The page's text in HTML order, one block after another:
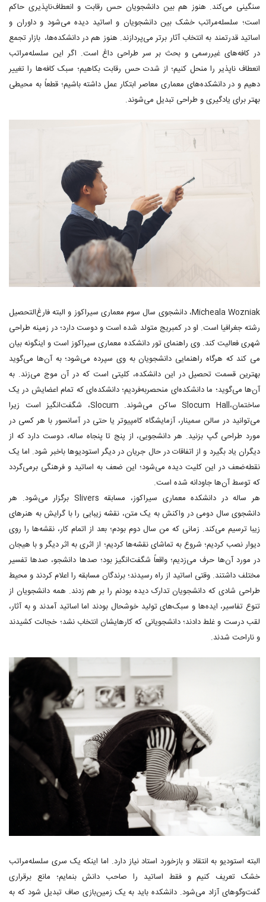
سنگینی می‌کند. هنوز هم بین دانشجویان حس رقابت و انعطاف‌ناپذیری حاکم
است؛ سلسله‌مراتب خشک بین دانشجویان و اساتید دیده می‌شود و داوران و
اساتید قدرتمند به انتخاب آثار برتر می‌پردازند. هنوز هم در دانشکده‌ها، بازار تجمع
در کافه‌های غیررسمی و بحث بر سر طراحی داغ است. اگر این سلسله‌مراتب
انعطاف ناپذیر را منحل کنیم؛ از شدت حس رقابت بکاهیم؛ سبک کافه‌ها را تغییر
دهیم و در دانشکده‌های معماری معاصر ابتکار عمل داشته باشیم؛ قطعاً به محیطی
بهتر برای یادگیری و طراحی تبدیل می‌شوند.
Micheala Wozniak، دانشجوی سال سوم معماری سیراکوز و البته فارغ‌التحصیل
رشته جغرافیا است. او در کمبریج متولد شده است و دوست دارد؛ در زمینه طراحی
شهری فعالیت کند. وی راهنمای تور دانشکده معماری سیراکوز است و اینگونه بیان
می کند که هرگاه راهنمایی دانشجویان به وی سپرده می‌شود؛ به آن‌ها می‌گوید
بهترین قسمت تحصیل در این دانشکده، کلیتی است که در آن موج می‌زند. به
آن‌ها می‌گوید؛ ما دانشکده‌ای منحصربه‌فردیم؛ دانشکده‌ای که تمام اعضایش در یک
ساختمان،Slocum Hall ساکن می‌شوند. Slocum، شگفت‌انگیز است زیرا
می‌توانید در سالن سمینار، آزمایشگاه کامپیوتر یا حتی در آسانسور با هر کسی در
مورد طراحی گپ بزنید. هر دانشجویی، از پنج تا پنجاه ساله، دوست دارد که از
دیگران یاد بگیرد و از اتفاقات در حال جریان در دیگر استودیوها باخبر شود. اما یک
نقطه‌ضعف در این کلیت دیده می‌شود؛ این ضعف به اساتید و فرهنگی برمی‌گردد
که توسط آن‌ها جاودانه شده است.
هر ساله در دانشکده معماری سیراکوز، مسابقه Slivers برگزار می‌شود. هر
دانشجوی سال دومی در واکنش به یک متن، نقشه زیبایی را با گرایش به هنرهای
زیبا ترسیم می‌کند. زمانی که من سال دوم بودم؛ بعد از اتمام کار، نقشه‌ها را روی
دیوار نصب کردیم؛ شروع به تماشای نقشه‌ها کردیم؛ از اثری به اثر دیگر و با هیجان
در مورد آن‌ها حرف می‌زدیم؛ واقعاً شگفت‌انگیز بود؛ صدها دانشجو، صدها تفسیر
مختلف داشتند. وقتی اساتید از راه رسیدند؛ برندگان مسابقه را اعلام کردند و محیط
طراحی شادی که دانشجویان تدارک دیده بودنم را بر هم زدند. همه دانشجویان از
تنوع تفاسیر، ایده‌ها و سبک‌های تولید خوشحال بودند اما اساتید آمدند و به آثار،
لقب درست و غلط دادند؛ دانشجویانی که کارهایشان انتخاب نشد؛ خجالت کشیدند
و ناراحت شدند.
البته استودیو به انتقاد و بازخورد استاد نیاز دارد. اما اینکه یک سری سلسله‌مراتب
خشک تعریف کنیم و فقط اساتید را صاحب دانش بنمایم؛ مانع برقراری
گفت‌وگوهای آزاد می‌شود. دانشکده‌ باید به یک زمین‌بازی صاف تبدیل شود که به